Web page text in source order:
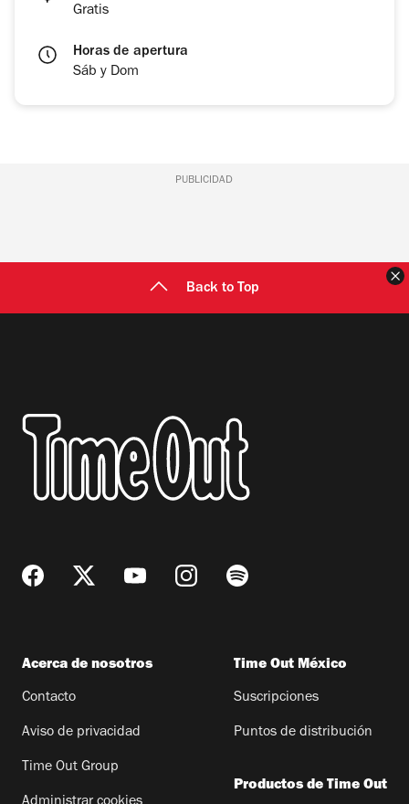
Gratis
Horas de apertura
Sáb y Dom
PUBLICIDAD
Back to Top
Acerca de nosotros
Contacto
Aviso de privacidad
Time Out Group
Time Out México
Suscripciones
Puntos de distribución
Productos de Time Out